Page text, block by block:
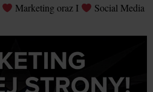
Marketing oraz I Social Media